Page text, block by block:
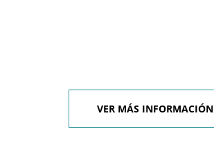
VER MÁS INFORMACIÓN